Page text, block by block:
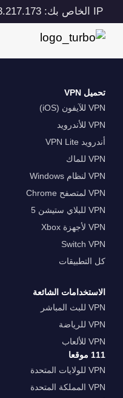
IP الخاص بك: 216.73.217.173
تحميل VPN
VPN للآيفون (iOS)
VPN للأندرويد
أندرويد VPN Lite
VPN للماك
VPN لنظام Windows
VPN لمتصفح Chrome
VPN للبلاي ستيشن 5
VPN لأجهزة Xbox
Switch VPN
كل التطبيقات
الاستخدامات الشائعة
VPN للبث المباشر
VPN للرياضة
VPN للألعاب
111 موقعا
VPN للولايات المتحدة
VPN المملكة المتحدة